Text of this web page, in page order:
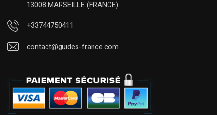
13008 MARSEILLE (FRANCE)
+33744750411
contact@guides-france.com